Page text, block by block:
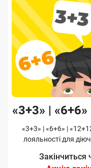
«3+3» |
«3+3» | «6+6» |
лояльності для